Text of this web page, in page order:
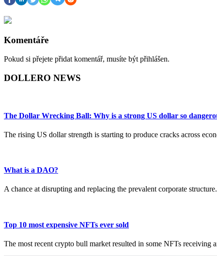
Komentáře
Pokud si přejete přidat komentář, musíte být přihlášen.
DOLLERO NEWS
The Dollar Wrecking Ball: Why is a strong US dollar so
The rising US dollar strength is starting to produce cracks across
What is a DAO?
A chance at disrupting and replacing the prevalent corporate structure.
Top 10 most expensive NFTs ever sold
The most recent crypto bull market resulted in some NFTs receiving